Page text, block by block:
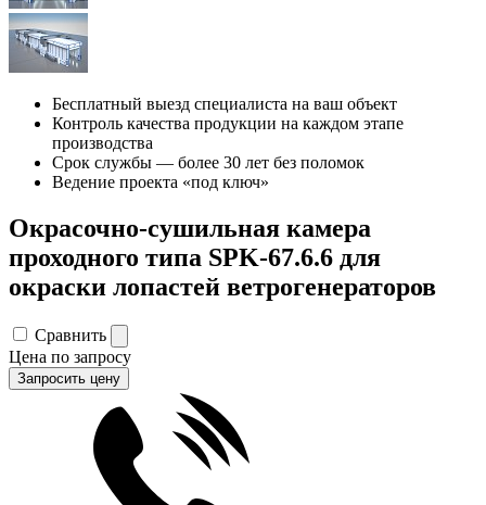
Бесплатный выезд специалиста на ваш объект
Контроль качества продукции на каждом этапе
производства
Срок службы — более 30 лет без поломок
Ведение проекта «под ключ»
Окрасочно-сушильная камера
проходного типа SPK-67.6.6 для
окраски лопастей ветрогенераторов
Сравнить
Цена по запросу
Запросить цену